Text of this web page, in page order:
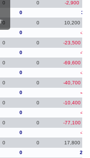
0 0 -2,900
0
0 0 10,200
0
-
0 0 -23,500
0
-
0 0 -69,600
0
-
0 0 -40,700
0
-
0 0 -10,400
0
-
0 0 -77,100
0
-
0 0 17,800
0